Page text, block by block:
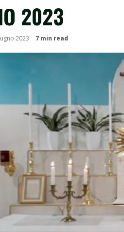
2023
2023 7 min read